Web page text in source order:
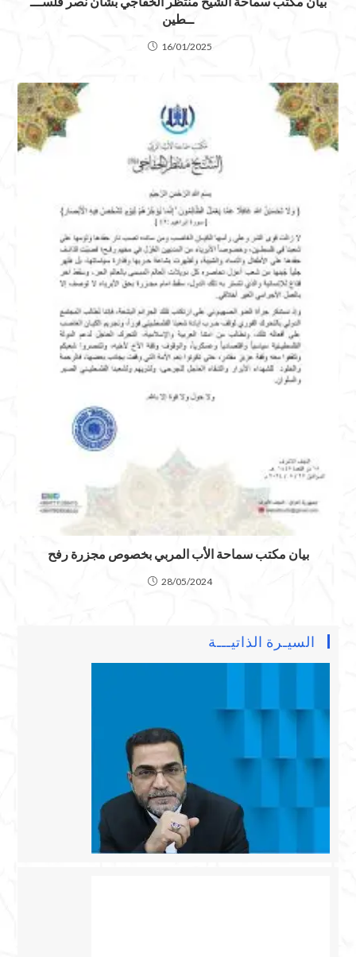
ــطين
16/01/2025
بيان مكتب سماحة الأب المربي بخصوص مجزرة رفح
28/05/2024
السيـرة الذاتيـــة